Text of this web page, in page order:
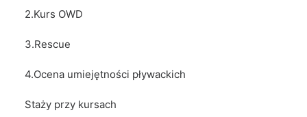
2.Kurs OWD
3.Rescue
4.Ocena umiejętności pływackich
Staży przy kursach